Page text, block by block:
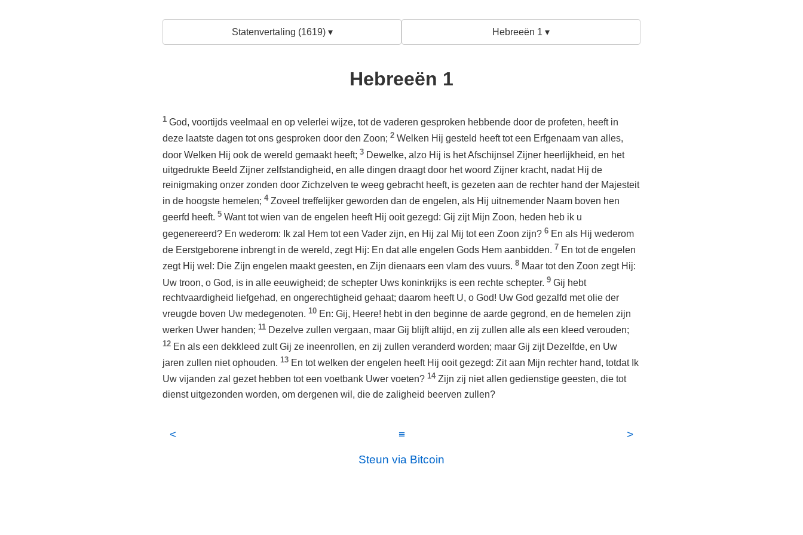
Statenvertaling (1619) ▾ Hebreeën 1 ▾
Hebreeën 1
1 God, voortijds veelmaal en op velerlei wijze, tot de vaderen gesproken hebbende door de profeten, heeft in
deze laatste dagen tot ons gesproken door den Zoon; 2 Welken Hij gesteld heeft tot een Erfgenaam van alles,
door Welken Hij ook de wereld gemaakt heeft; 3 Dewelke, alzo Hij is het Afschijnsel Zijner heerlijkheid, en het
uitgedrukte Beeld Zijner zelfstandigheid, en alle dingen draagt door het woord Zijner kracht, nadat Hij de
reinigmaking onzer zonden door Zichzelven te weeg gebracht heeft, is gezeten aan de rechter hand der Majesteit
in de hoogste hemelen; 4 Zoveel treffelijker geworden dan de engelen, als Hij uitnemender Naam boven hen
geerfd heeft. 5 Want tot wien van de engelen heeft Hij ooit gezegd: Gij zijt Mijn Zoon, heden heb ik u
gegenereerd? En wederom: Ik zal Hem tot een Vader zijn, en Hij zal Mij tot een Zoon zijn? 6 En als Hij wederom
de Eerstgeborene inbrengt in de wereld, zegt Hij: En dat alle engelen Gods Hem aanbidden. 7 En tot de engelen
zegt Hij wel: Die Zijn engelen maakt geesten, en Zijn dienaars een vlam des vuurs. 8 Maar tot den Zoon zegt Hij:
Uw troon, o God, is in alle eeuwigheid; de schepter Uws koninkrijks is een rechte schepter. 9 Gij hebt
rechtvaardigheid liefgehad, en ongerechtigheid gehaat; daarom heeft U, o God! Uw God gezalfd met olie der
vreugde boven Uw medegenoten. 10 En: Gij, Heere! hebt in den beginne de aarde gegrond, en de hemelen zijn
werken Uwer handen; 11 Dezelve zullen vergaan, maar Gij blijft altijd, en zij zullen alle als een kleed verouden;
12 En als een dekkleed zult Gij ze ineenrollen, en zij zullen veranderd worden; maar Gij zijt Dezelfde, en Uw
jaren zullen niet ophouden. 13 En tot welken der engelen heeft Hij ooit gezegd: Zit aan Mijn rechter hand, totdat Ik
Uw vijanden zal gezet hebben tot een voetbank Uwer voeten? 14 Zijn zij niet allen gedienstige geesten, die tot
dienst uitgezonden worden, om dergenen wil, die de zaligheid beerven zullen?
< ≡
>
Steun via Bitcoin